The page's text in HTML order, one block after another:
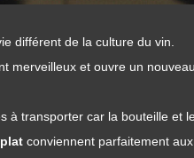
différent de la culture du vin.
merveilleux et ouvre un
à transporter car la bouteille et
conviennent parfaitement